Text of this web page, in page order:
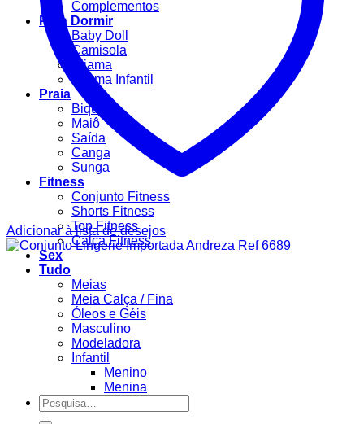
Complementos
Para Dormir
Baby Doll
Camisola
Pijama
Pijama Infantil
Praia
Biquíni
Maiô
Saída
Canga
Sunga
Fitness
Conjunto Fitness
Shorts Fitness
Top Fitness
Calça Fitness
Sex
Tudo
Meias
Meia Calça / Fina
Óleos e Géis
Masculino
Modeladora
Infantil
Menino
Menina
Pesquisar
por:
Adicionar à lista de desejos